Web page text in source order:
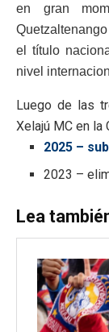
en gran
el título
nivel
Luego de las
Xelajú MC en la
2025 –
2023 –
Lea